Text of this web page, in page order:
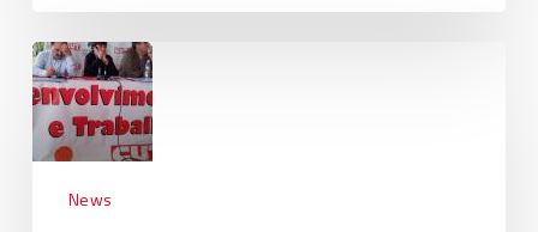
Rapporto
annuale
dell’ILO
World
of
WorkNews